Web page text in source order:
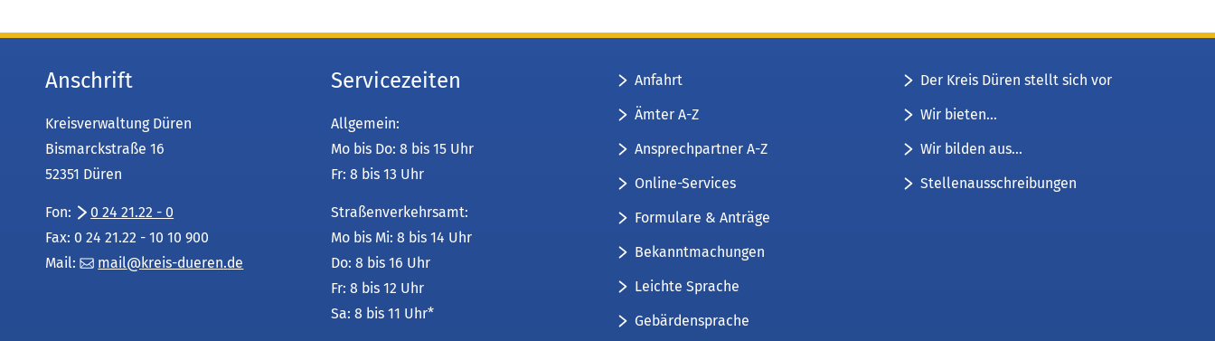
Anschrift
Kreisverwaltung Düren
Bismarckstraße 16
52351 Düren
Fon:
0 24 21.22 - 0
Fax: 0 24 21.22 - 10 10 900
Mail:
mail kreis-dueren de
Servicezeiten
Allgemein:
Mo bis Do: 8 bis 15 Uhr
Fr: 8 bis 13 Uhr
Straßenverkehrsamt:
Mo bis Mi: 8 bis 14 Uhr
Do: 8 bis 16 Uhr
Fr: 8 bis 12 Uhr
Sa: 8 bis 11 Uhr*
Anfahrt
Ämter A-Z
Ansprechpartner A-Z
Online-Services
Formulare & Anträge
Bekanntmachungen
Leichte Sprache
Gebärdensprache
Der Kreis Düren stellt sich vor
Wir bieten...
Wir bilden aus...
Stellenausschreibungen